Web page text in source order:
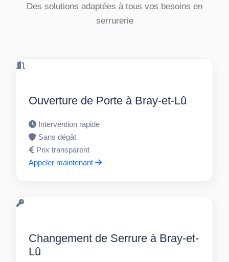
Des solutions adaptées à tous vos besoins en
serrurerie
Ouverture de Porte à Bray-et-Lû
Intervention rapide
Sans dégât
Prix transparent
Appeler maintenant
Changement de Serrure à Bray-et-
Lû